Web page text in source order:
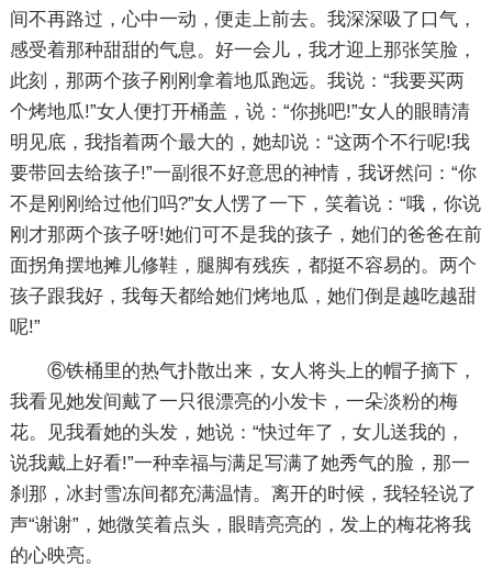
间不再路过，心中一动，便走上前去。我深深吸了口气，
感受着那种甜甜的气息。好一会儿，我才迎上那张笑脸，
此刻，那两个孩子刚刚拿着地瓜跑远。我说：“我要买两
个烤地瓜!”女人便打开桶盖，说：“你挑吧!”女人的眼睛清
明见底，我指着两个最大的，她却说：“这两个不行呢!我
要带回去给孩子!”一副很不好意思的神情，我讶然问：“你
不是刚刚给过他们吗?”女人愣了一下，笑着说：“哦，你说
刚才那两个孩子呀!她们可不是我的孩子，她们的爸爸在前
面拐角摆地摊儿修鞋，腿脚有残疾，都挺不容易的。两个
孩子跟我好，我每天都给她们烤地瓜，她们倒是越吃越甜
呢!”
⑥铁桶里的热气扑散出来，女人将头上的帽子摘下，
我看见她发间戴了一只很漂亮的小发卡，一朵淡粉的梅
花。见我看她的头发，她说：“快过年了，女儿送我的，
说我戴上好看!”一种幸福与满足写满了她秀气的脸，那一
刹那，冰封雪冻间都充满温情。离开的时候，我轻轻说了
声“谢谢”，她微笑着点头，眼睛亮亮的，发上的梅花将我
的心映亮。